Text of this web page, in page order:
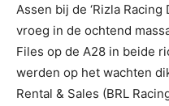
Assen bij de ‘Rizla
vroeg in de ochtend
Files op de A28 in beide
werden op het wachten
Rental & Sales (BRL